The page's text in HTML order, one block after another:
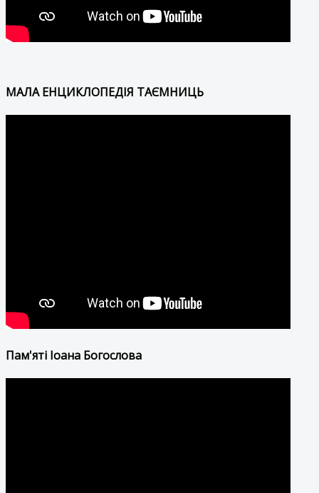
МАЛА ЕНЦИКЛОПЕДІЯ ТАЄМНИЦЬ
Пам'яті Іоана Богослова